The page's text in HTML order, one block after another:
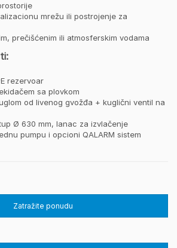
mrežu ili postrojenje za
prečišćenim ili atmosferskim vodama
rezervoar
sa plovkom
od livenog gvožđa + kuglični ventil na
Ø 630 mm, lanac za izvlačenje
pumpu i opcioni QALARM sistem
Zatražite ponudu